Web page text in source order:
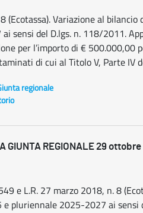
(Ecotassa). Variazione al
sensi del D.lgs. n. 118/2011.
per l’importo di € 500.000,00
di cui al Titolo V, Parte IV
regionale
GIUNTA REGIONALE 29 ottobre
e L.R. 27 marzo 2018, n. 8
pluriennale 2025-2027 ai sensi